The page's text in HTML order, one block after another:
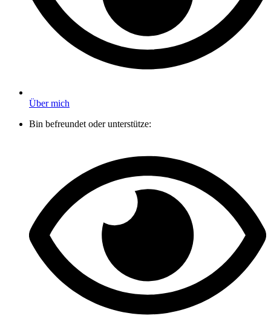
Über mich
Bin befreundet oder unterstütze: